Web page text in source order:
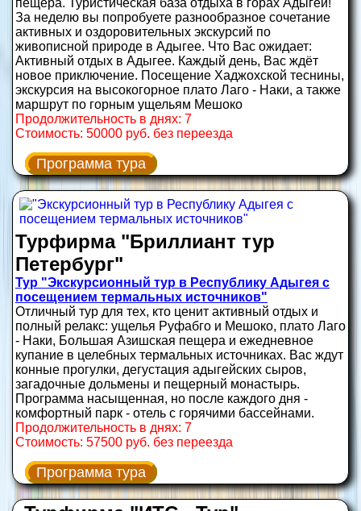
пещера. Туристическая база отдыха в горах Адыгеи!
За неделю вы попробуете разнообразное сочетание
активных и оздоровительных экскурсий по
живописной природе в Адыгее. Что Вас ожидает:
Активный отдых в Адыгее. Каждый день, Вас ждёт
новое приключение. Посещение Хаджохской теснины,
экскурсия на высокогорное плато Лаго - Наки, а также
маршрут по горным ущельям Мешоко
Продолжительность в днях: 7
Стоимость: 50000 руб. без переезда
Программа тура
Турфирма "Бриллиант тур
Петербург"
Тур "Экскурсионный тур в Республику Адыгея с
посещением термальных источников"
Отличный тур для тех, кто ценит активный отдых и
полный релакс: ущелья Руфабго и Мешоко, плато Лаго
- Наки, Большая Азишская пещера и ежедневное
купание в целебных термальных источниках. Вас ждут
конные прогулки, дегустация адыгейских сыров,
загадочные дольмены и пещерный монастырь.
Программа насыщенная, но после каждого дня -
комфортный парк - отель с горячими бассейнами.
Продолжительность в днях: 7
Стоимость: 57500 руб. без переезда
Программа тура